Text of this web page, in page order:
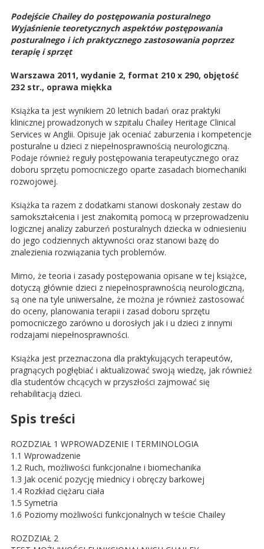
Podejście Chailey do postępowania posturalnego
Wyjaśnienie teoretycznych aspektów postępowania
posturalnego i ich praktycznego zastosowania poprzez
terapię i sprzęt
Warszawa 2011, wydanie 2, format 210 x 290, objętość
232 str., oprawa miękka
Książka ta jest wynikiem 20 letnich badań oraz praktyki
klinicznej prowadzonych w szpitalu Chailey Heritage Clinical
Services w Anglii. Opisuje jak oceniać zaburzenia i kompetencje
posturalne u dzieci z niepełnosprawnością neurologiczną.
Podaje również reguły postępowania terapeutycznego oraz
doboru sprzętu pomocniczego oparte zasadach biomechaniki
rozwojowej.
Książka ta razem z dodatkami stanowi doskonały zestaw do
samokształcenia i jest znakomitą pomocą w przeprowadzeniu
logicznej analizy zaburzeń posturalnych dziecka w odniesieniu
do jego codziennych aktywności oraz stanowi bazę do
znalezienia rozwiązania tych problemów.
Mimo, że teoria i zasady postępowania opisane w tej książce,
dotyczą głównie dzieci z niepełnosprawnością neurologiczną,
są one na tyle uniwersalne, że można je również zastosować
do oceny, planowania terapii i zasad doboru sprzętu
pomocniczego zarówno u dorosłych jak i u dzieci z innymi
rodzajami niepełnosprawności.
Książka jest przeznaczona dla praktykujących terapeutów,
pragnących pogłębiać i aktualizować swoją wiedzę, jak również
dla studentów chcących w przyszłości zajmować się
rehabilitacją dzieci.
Spis treści
ROZDZIAŁ 1 WPROWADZENIE I TERMINOLOGIA
1.1 Wprowadzenie
1.2 Ruch, możliwości funkcjonalne i biomechanika
1.3 Jak ocenić pozycję miednicy i obręczy barkowej
1.4 Rozkład ciężaru ciała
1.5 Symetria
1.6 Poziomy możliwości funkcjonalnych w teście Chailey
ROZDZIAŁ 2